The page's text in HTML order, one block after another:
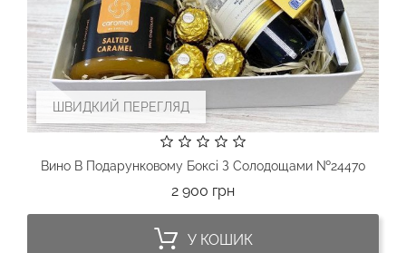
ШВИДКИЙ ПЕРЕГЛЯД
Вино В Подарунковому Боксі З Солодощами №24470
2 900 грнЦіна
У КОШИК